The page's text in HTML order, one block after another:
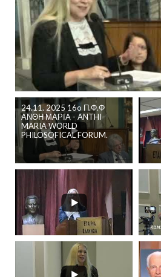
24.11. 2025 16o Π.Φ.Φ
ΑΝΘΗ ΜΑΡΙΑ - ANTHI
MARIA WORLD
PHILOSOFICAL FORUM.